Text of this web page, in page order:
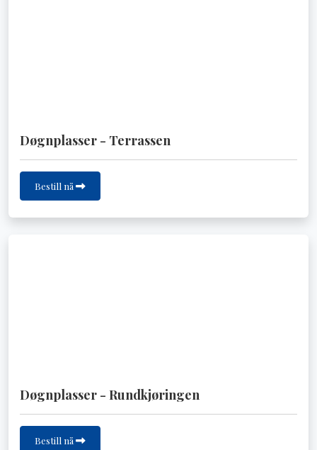
Døgnplasser - Terrassen
Bestill nå
Døgnplasser - Rundkjøringen
Bestill nå